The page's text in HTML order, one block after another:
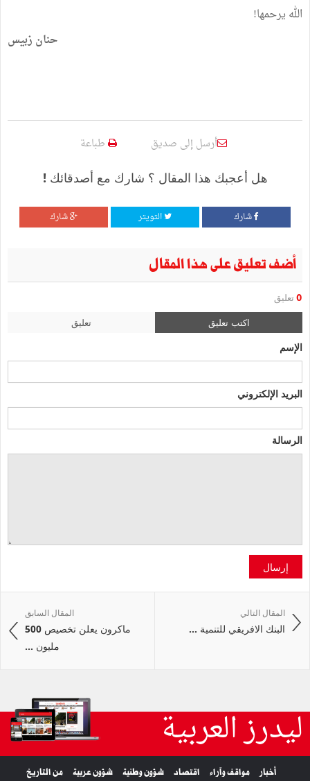
الله يرحمها!
حنان زبيس
أرسل إلى صديق طباعة
هل أعجبك هذا المقال ؟ شارك مع أصدقائك !
شارك التويتر شارك
أضف تعليق على هذا المقال
0 تعليق
اكتب تعليق تعليق
الإسم
البريد الإلكتروني
الرسالة
إرسال
المقال السابق
ماكرون يعلن تخصيص 500
مليون ...
المقال التالي
البنك الافريقي للتنمية ...
ليدرز العربية
أخبار مواقف وآراء اقتصاد شؤون وطنية شؤون عربية من التاريخ